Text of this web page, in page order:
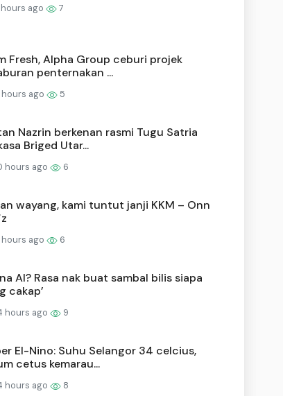
ago 7
Fresh, Alpha Group ceburi projek
penternakan ...
hours ago 5
Nazrin berkenan rasmi Tugu Satria
Briged Utar...
hours ago 6
wayang, kami tuntut janji KKM – Onn
hours ago 6
AI? Rasa nak buat sambal bilis siapa
cakap’
hours ago 9
El-Nino: Suhu Selangor 34 celcius,
cetus kemarau...
hours ago 8